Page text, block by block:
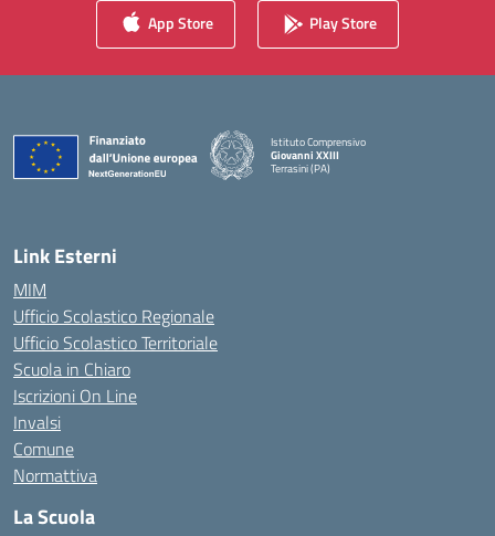
App Store Play Store
Istituto Comprensivo
Giovanni XXIII
Terrasini (PA)
Link Esterni
MIM
Ufficio Scolastico Regionale
Ufficio Scolastico Territoriale
Scuola in Chiaro
Iscrizioni On Line
Invalsi
Comune
Normattiva
La Scuola